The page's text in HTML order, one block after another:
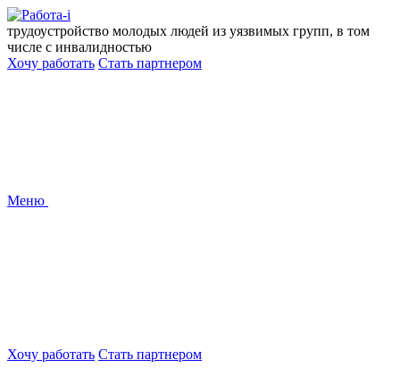
Перейти
к
содержанию
трудоустройство молодых людей из уязвимых групп, в том
числе с инвалидностью
Хочу работать Стать партнером
Меню
Хочу работать Стать партнером